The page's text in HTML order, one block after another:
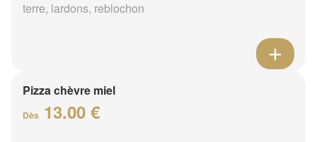
terre, lardons, reblochon
Pizza chèvre miel
Dès 13.00 €